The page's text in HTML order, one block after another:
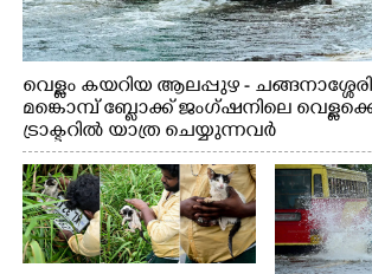
വെള്ളം കയറിയ ആലപ്പുഴ -
മങ്കൊമ്പ് ബ്ലോക്ക് ജംഗ്ഷനിലെ
ട്രാക്ടറിൽ യാത്ര ചെയ്യുന്നവർ